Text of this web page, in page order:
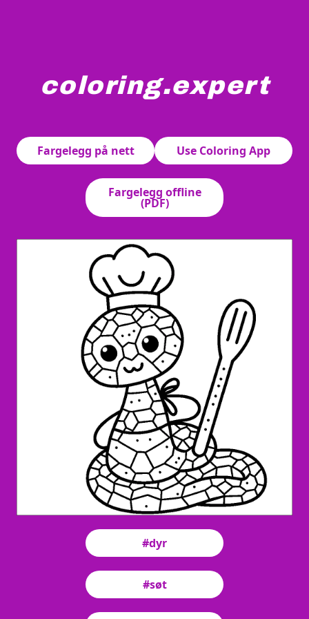
coloring.expert
Fargelegg på nett
Use Coloring App
Fargelegg offline
(PDF)
#dyr
#søt